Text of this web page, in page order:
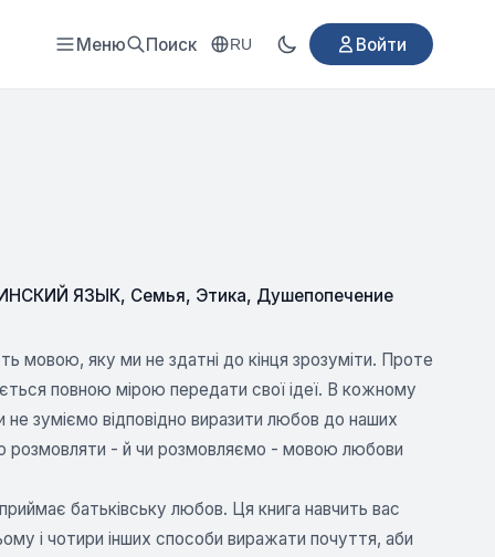
Меню Поиск RU Войти
ЯЗЫК, Семья, Этика, Душепопечение
мовою, яку ми не здатні до кінця зрозуміти. Проте
повною мірою передати свої ідеї. В кожному
не зуміємо відповідно виразити любов до наших
розмовляти - й чи розмовляємо - мовою любови
батьківську любов. Ця книга навчить вас
і чотири інших способи виражати почуття, аби